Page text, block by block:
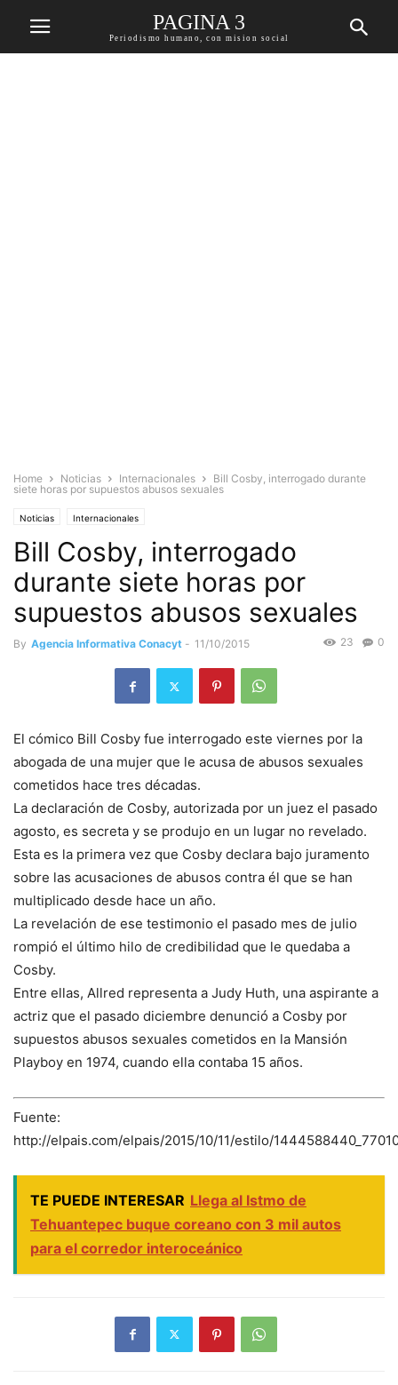
PAGINA 3
Periodismo humano, con mision social
Home Noticias Internacionales
Bill Cosby, interrogado durante
siete horas por supuestos abusos sexuales
Noticias Internacionales
Bill Cosby, interrogado
durante siete horas por
supuestos abusos sexuales
By Agencia Informativa Conacyt - 11/10/2015 0
23
El cómico Bill Cosby fue interrogado este viernes por la
abogada de una mujer que le acusa de abusos sexuales
cometidos hace tres décadas.
La declaración de Cosby, autorizada por un juez el pasado
agosto, es secreta y se produjo en un lugar no revelado.
Esta es la primera vez que Cosby declara bajo juramento
sobre las acusaciones de abusos contra él que se han
multiplicado desde hace un año.
La revelación de ese testimonio el pasado mes de julio
rompió el último hilo de credibilidad que le quedaba a
Cosby.
Entre ellas, Allred representa a Judy Huth, una aspirante a
actriz que el pasado diciembre denunció a Cosby por
supuestos abusos sexuales cometidos en la Mansión
Playboy en 1974, cuando ella contaba 15 años.
Fuente:
http://elpais.com/elpais/2015/10/11/estilo/
TE PUEDE INTERESAR Llega al Istmo de
Tehuantepec buque coreano con 3 mil autos
para el corredor interoceánico